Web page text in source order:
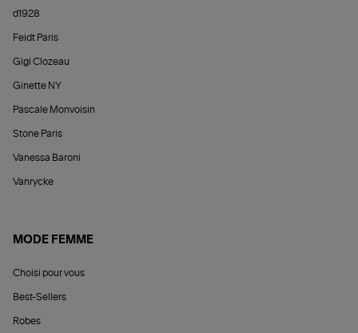
d1928
Feidt Paris
Gigi Clozeau
Ginette NY
Pascale Monvoisin
Stone Paris
Vanessa Baroni
Vanrycke
MODE FEMME
Choisi pour vous
Best-Sellers
Robes